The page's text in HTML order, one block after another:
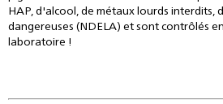
HAP, d'alcool, de métaux lourds interdits,
dangereuses (NDELA) et sont contrôlés
laboratoire !